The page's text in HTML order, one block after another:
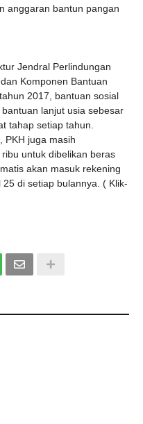
anggaran bantun pangan
Jendral Perlindungan
Komponen Bantuan
2017, bantuan sosial
lanjut usia sebesar
tahap setiap tahun.
PKH juga masih
untuk dibelikan beras
akan masuk rekening
di setiap bulannya. ( Klik-